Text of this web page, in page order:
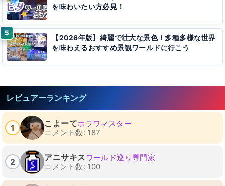
を味わいたい方必見！
【2026年版】綺麗で壮大な景色！多種多様な世界
を味わえるおすすめ景観ワールドに行こう
レビュアーランキング
1 こよーてホラワマスター
コメント数: 187
2 アニサキス ワールド巡り専門家
コメント数: 100